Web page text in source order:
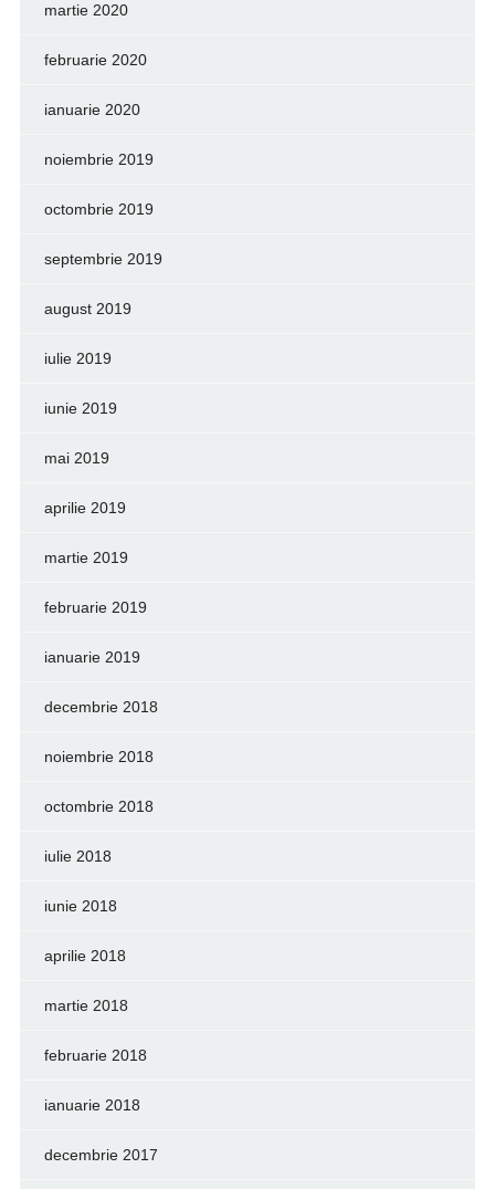
martie 2020
februarie 2020
ianuarie 2020
noiembrie 2019
octombrie 2019
septembrie 2019
august 2019
iulie 2019
iunie 2019
mai 2019
aprilie 2019
martie 2019
februarie 2019
ianuarie 2019
decembrie 2018
noiembrie 2018
octombrie 2018
iulie 2018
iunie 2018
aprilie 2018
martie 2018
februarie 2018
ianuarie 2018
decembrie 2017